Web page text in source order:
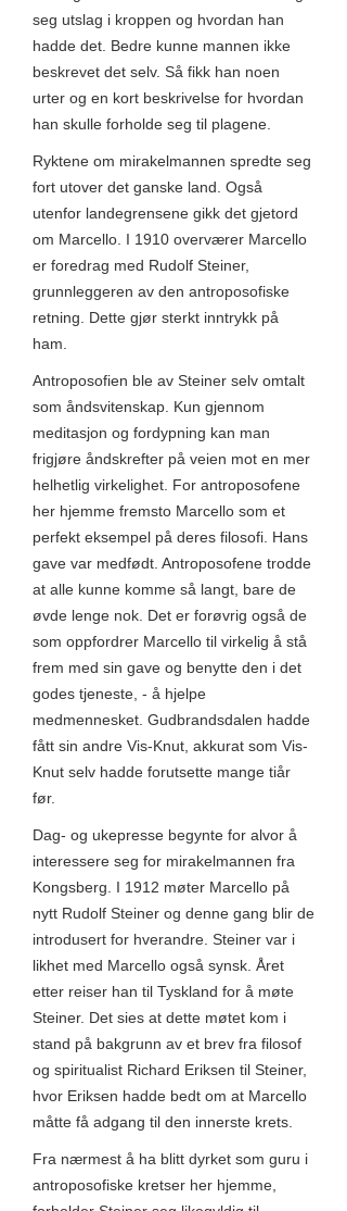
seg utslag i kroppen og hvordan han
hadde det. Bedre kunne mannen ikke
beskrevet det selv. Så fikk han noen
urter og en kort beskrivelse for hvordan
han skulle forholde seg til plagene.
Ryktene om mirakelmannen spredte seg
fort utover det ganske land. Også
utenfor landegrensene gikk det gjetord
om Marcello. I 1910 overværer Marcello
er foredrag med Rudolf Steiner,
grunnleggeren av den antroposofiske
retning. Dette gjør sterkt inntrykk på
ham.
Antroposofien ble av Steiner selv omtalt
som åndsvitenskap. Kun gjennom
meditasjon og fordypning kan man
frigjøre åndskrefter på veien mot en mer
helhetlig virkelighet. For antroposofene
her hjemme fremsto Marcello som et
perfekt eksempel på deres filosofi. Hans
gave var medfødt. Antroposofene trodde
at alle kunne komme så langt, bare de
øvde lenge nok. Det er forøvrig også de
som oppfordrer Marcello til virkelig å stå
frem med sin gave og benytte den i det
godes tjeneste, - å hjelpe
medmennesket. Gudbrandsdalen hadde
fått sin andre Vis-Knut, akkurat som Vis-
Knut selv hadde forutsette mange tiår
før.
Dag- og ukepresse begynte for alvor å
interessere seg for mirakelmannen fra
Kongsberg. I 1912 møter Marcello på
nytt Rudolf Steiner og denne gang blir de
introdusert for hverandre. Steiner var i
likhet med Marcello også synsk. Året
etter reiser han til Tyskland for å møte
Steiner. Det sies at dette møtet kom i
stand på bakgrunn av et brev fra filosof
og spiritualist Richard Eriksen til Steiner,
hvor Eriksen hadde bedt om at Marcello
måtte få adgang til den innerste krets.
Fra nærmest å ha blitt dyrket som guru i
antroposofiske kretser her hjemme,